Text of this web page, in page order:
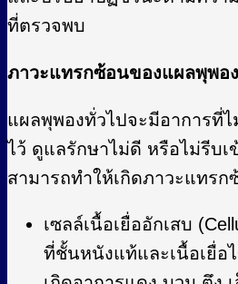
ที่ตรวจพบ
ภาวะแทรกซ้อนของแผลพุพอง
แผลพุพองทั่วไปจะมีอาการที่
ไว้ ดูแลรักษาไม่ดี หรือไม่รีบเ
สามารถทำให้เกิดภาวะแทรก
เซลล์เนื้อเยื่ออักเสบ
ที่ชั้นหนังแท้และเนื้อเยื่อ